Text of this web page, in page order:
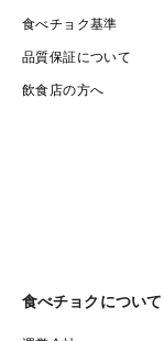
食べチョク基準
品質保証について
飲食店の方へ
食べチョクについて